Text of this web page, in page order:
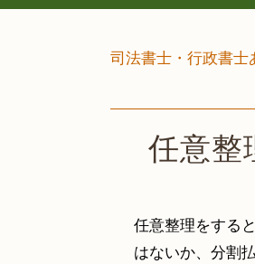
司法書士・行政書士
任意整
任意整理をする
はないか、分割